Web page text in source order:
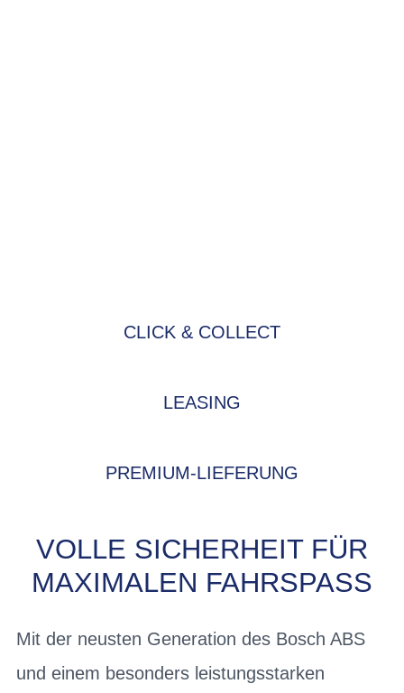
CLICK & COLLECT
LEASING
PREMIUM-LIEFERUNG
VOLLE SICHERHEIT FÜR
MAXIMALEN FAHRSPASS
Mit der neusten Generation des Bosch ABS
und einem besonders leistungsstarken